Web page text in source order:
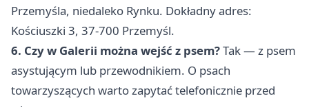
Przemyśla, niedaleko Rynku. Dokładny adres:
Kościuszki 3, 37-700 Przemyśl.
6. Czy w Galerii można wejść z psem?Tak — z psem
asystującym lub przewodnikiem. O psach
towarzyszących warto zapytać telefonicznie przed